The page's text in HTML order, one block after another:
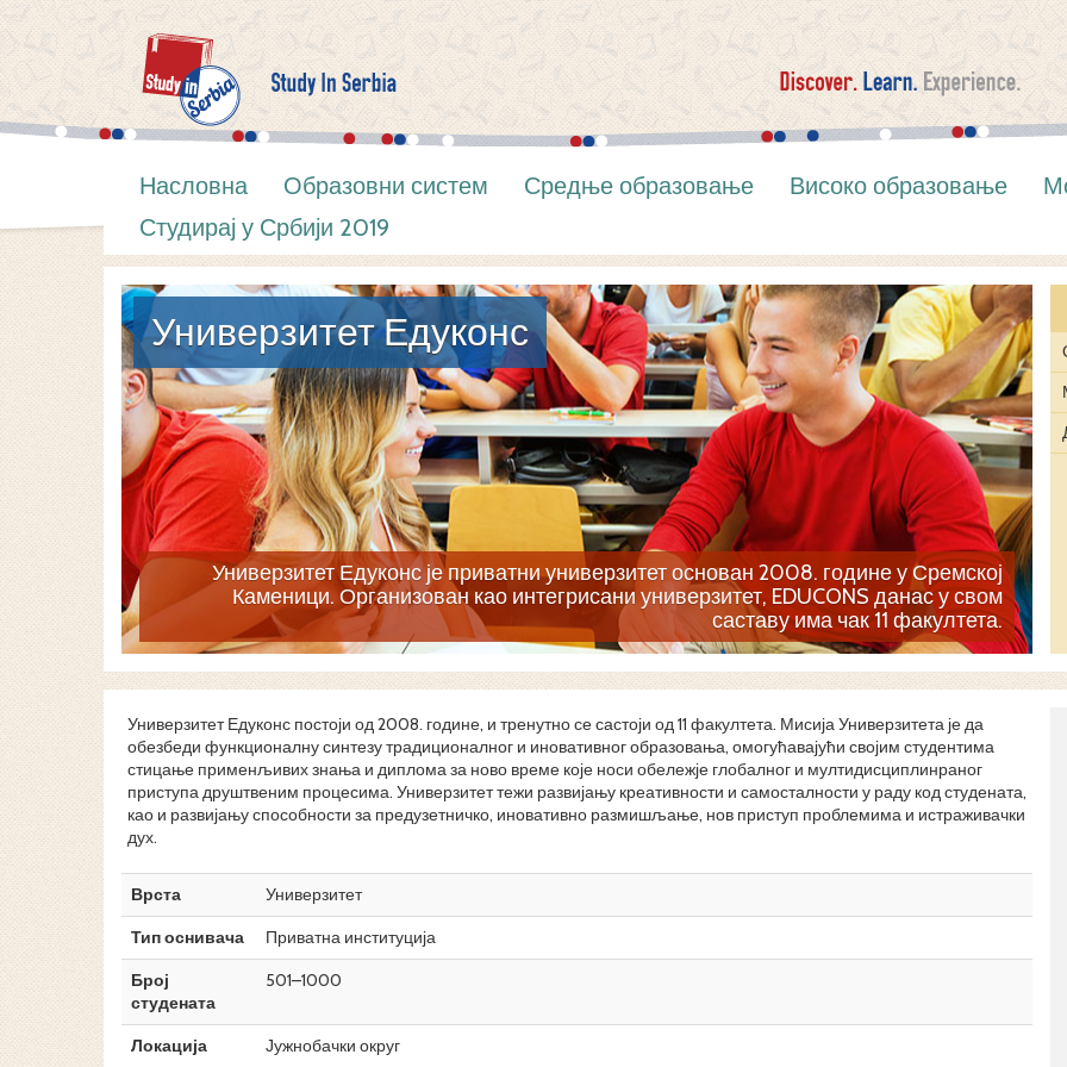
Насловна Образовни систем Средње образовање Високо образовање
Студирај у Србији 2019
Универзитет Едуконс
Универзитет Едуконс је приватни универзитет основан 2008. године у Сремској
Каменици. Организован као интегрисани универзитет, EDUCONS данас у свом
саставу има чак 11 факултета.
Универзитет Едуконс постоји од 2008. године, и тренутно се састоји од 11 факултета. Мисија Универзитета је да
обезбеди функционалну синтезу традиционалног и иновативног образовања, омогућавајући својим студентима
стицање применљивих знања и диплома за ново време које носи обележје глобалног и мултидисциплинраног
приступа друштвеним процесима. Универзитет тежи развијању креативности и самосталности у раду код студената,
као и развијању способности за предузетничко, иновативно размишљање, нов приступ проблемима и истраживачки
дух.
Врста
Универзитет
Тип оснивача
Приватна институција
Број
студената
501–1000
Локација
Јужнобачки округ